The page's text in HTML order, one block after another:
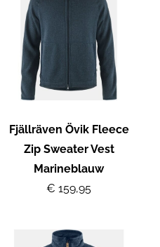
Fjällräven Övik Fleece
Zip Sweater Vest
Marineblauw
€ 159,95